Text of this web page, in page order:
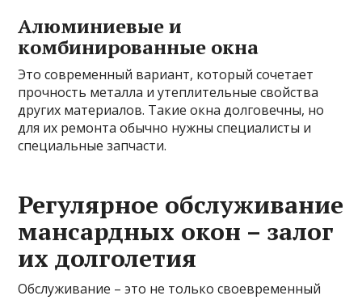
Алюминиевые и
комбинированные окна
Это современный вариант, который сочетает
прочность металла и утеплительные свойства
других материалов. Такие окна долговечны, но
для их ремонта обычно нужны специалисты и
специальные запчасти.
Регулярное обслуживание
мансардных окон – залог
их долголетия
Обслуживание – это не только своевременный